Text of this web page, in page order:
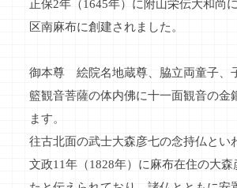
正保2年（1645年）に附山栄伝大和尚
区南麻布に創建されました。
御本尊 絵院名地蔵尊、脇立両童子、
籃観音菩薩の体内佛に十一面観音の金
ます。
往古北面の武士大森彦七の念持仏とい
文政11年（1828年）に麻布在住の大森